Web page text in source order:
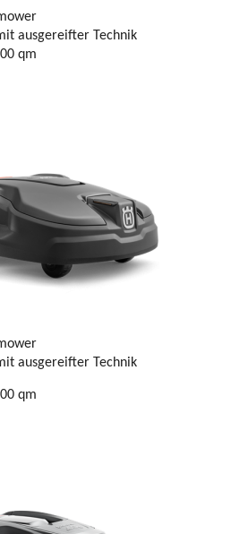
ausgereifter Technik
qm
ausgereifter Technik
qm